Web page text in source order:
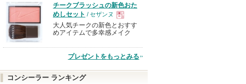
品
チークブラッシュの新色おた
めしセット / セザンヌ
現
品
大人気チークの新色とおすす
めアイテムで多幸感メイク
プレゼントをもっとみる
コンシーラー ランキング